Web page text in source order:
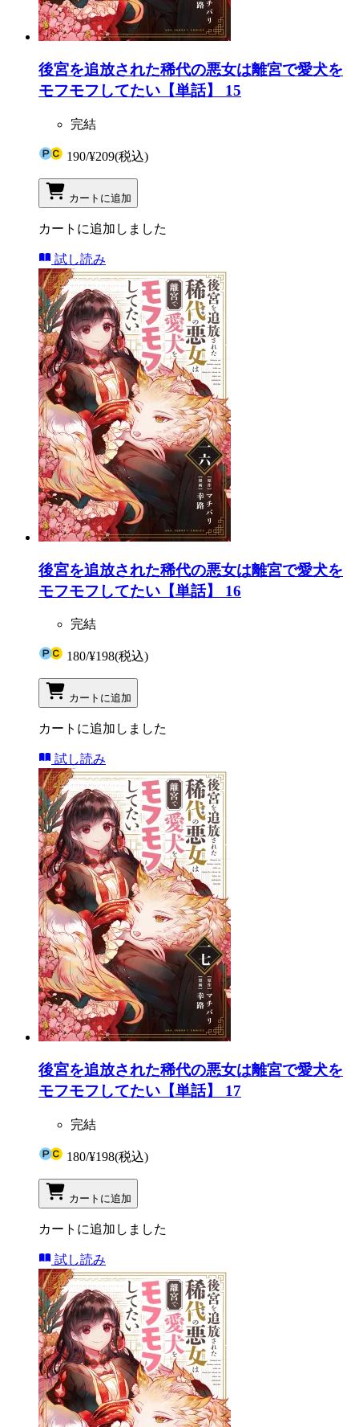
後宮を追放された稀代の悪女は離宮で愛犬を
モフモフしてたい【単話】 15
完結
190/¥209(税込)
カートに追加
カートに追加しました
試し読み
後宮を追放された稀代の悪女は離宮で愛犬を
モフモフしてたい【単話】 16
完結
180/¥198(税込)
カートに追加
カートに追加しました
試し読み
後宮を追放された稀代の悪女は離宮で愛犬を
モフモフしてたい【単話】 17
完結
180/¥198(税込)
カートに追加
カートに追加しました
試し読み